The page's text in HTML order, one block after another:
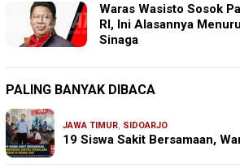
Waras Wasisto Sosok
RI, Ini Alasannya
Sinaga
PALING BANYAK DIBACA
JAWA TIMUR, SIDOARJO
19 Siswa Sakit Bersamaan,